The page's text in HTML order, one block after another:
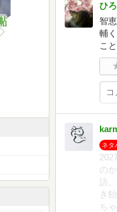
ひ
智
輔
こ
ネタ
の
語
き
ち